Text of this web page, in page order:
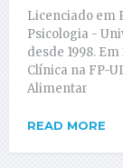
Licenciado em
Psicologia -
desde 1998.
Clínica na FP-
Alimentar
READ MORE